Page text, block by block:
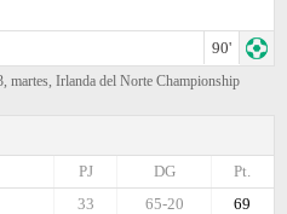
90'
martes, Irlanda del Norte Championship
Pt.
DG
PJ
69
65-20
33